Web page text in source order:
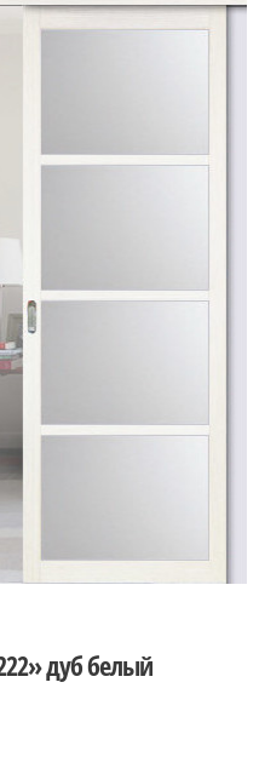
дуб белый